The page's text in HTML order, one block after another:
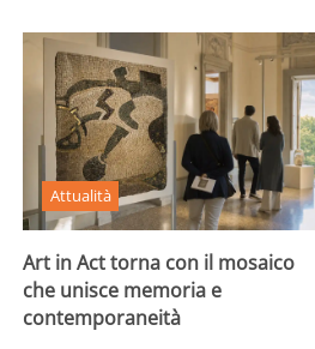
Attualità
Art in Act torna con il mosaico
che unisce memoria e
contemporaneità